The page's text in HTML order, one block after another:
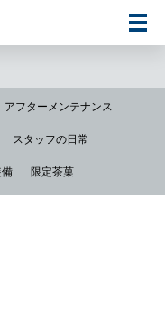
アフターメンテナンス
スタッフの日常
限定茶菓